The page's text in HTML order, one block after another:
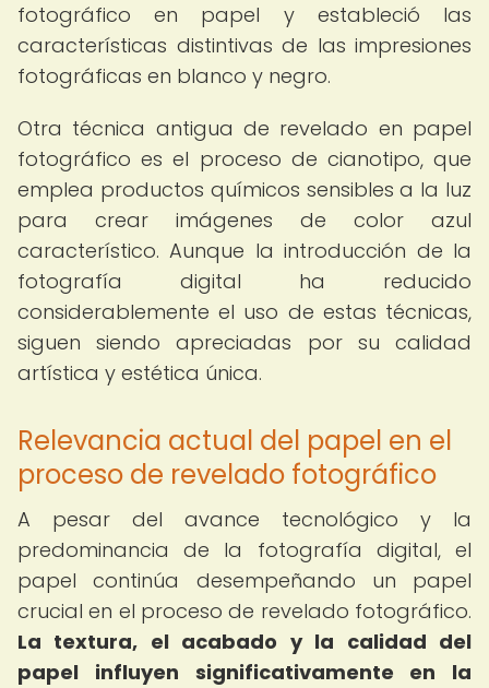
fotográfico en papel y estableció las
características distintivas de las impresiones
fotográficas en blanco y negro.
Otra técnica antigua de revelado en papel
fotográfico es el proceso de cianotipo, que
emplea productos químicos sensibles a la luz
para crear imágenes de color azul
característico. Aunque la introducción de la
fotografía digital ha reducido
considerablemente el uso de estas técnicas,
siguen siendo apreciadas por su calidad
artística y estética única.
Relevancia actual del papel en el
proceso de revelado fotográfico
A pesar del avance tecnológico y la
predominancia de la fotografía digital, el
papel continúa desempeñando un papel
crucial en el proceso de revelado fotográfico.
La textura, el acabado y la calidad del
papel influyen significativamente en la